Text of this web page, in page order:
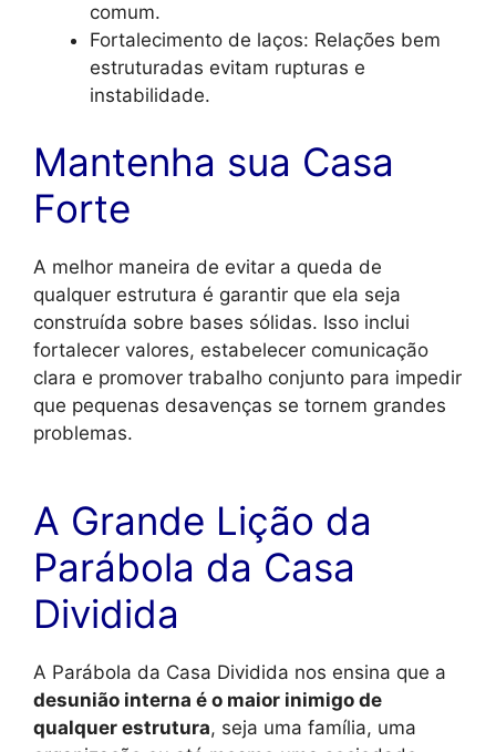
comum.
Fortalecimento de laços: Relações bem
estruturadas evitam rupturas e
instabilidade.
Mantenha sua Casa
Forte
A melhor maneira de evitar a queda de
qualquer estrutura é garantir que ela seja
construída sobre bases sólidas. Isso inclui
fortalecer valores, estabelecer comunicação
clara e promover trabalho conjunto para impedir
que pequenas desavenças se tornem grandes
problemas.
A Grande Lição da
Parábola da Casa
Dividida
A Parábola da Casa Dividida nos ensina que a
desunião interna é o maior inimigo de
qualquer estrutura, seja uma família, uma